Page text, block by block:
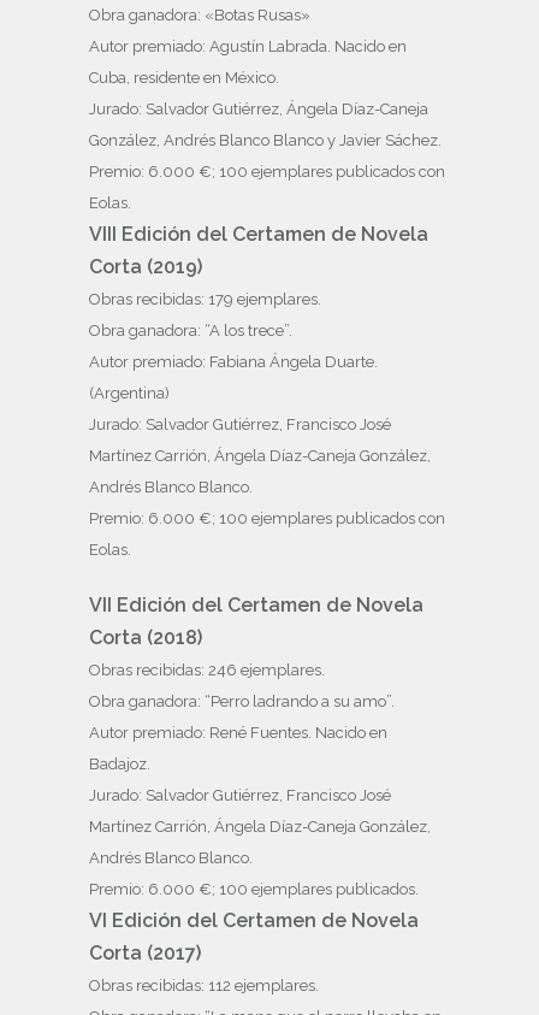
Obra ganadora: «Botas Rusas»
Autor premiado: Agustín Labrada. Nacido en
Cuba, residente en México.
Jurado: Salvador Gutiérrez, Ángela Díaz-Caneja
González, Andrés Blanco Blanco y Javier Sáchez.
Premio: 6.000 €; 100 ejemplares publicados con
Eolas.
VIII Edición del Certamen de Novela
Corta (2019)
Obras recibidas: 179 ejemplares.
Obra ganadora: “A los trece”.
Autor premiado: Fabiana Ángela Duarte.
(Argentina)
Jurado: Salvador Gutiérrez, Francisco José
Martínez Carrión, Ángela Díaz-Caneja González,
Andrés Blanco Blanco.
Premio: 6.000 €; 100 ejemplares publicados con
Eolas.
VII Edición del Certamen de Novela
Corta (2018)
Obras recibidas: 246 ejemplares.
Obra ganadora: “Perro ladrando a su amo”.
Autor premiado: René Fuentes. Nacido en
Badajoz.
Jurado: Salvador Gutiérrez, Francisco José
Martínez Carrión, Ángela Díaz-Caneja González,
Andrés Blanco Blanco.
Premio: 6.000 €; 100 ejemplares publicados.
VI Edición del Certamen de Novela
Corta (2017)
Obras recibidas: 112 ejemplares.